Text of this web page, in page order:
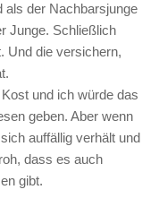
als der Nachbarsjunge
Junge. Schließlich
Und die versichern,
und ich würde das
geben. Aber wenn
auffällig verhält und
dass es auch
gibt.